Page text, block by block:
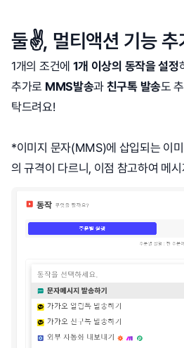
둘✌️, 멀티액션 기능 추
1개의 조건에 1개 이상의 동작을 설정
추가로 MMS발송과 친구톡 발송도
탁드려요!
*이미지 문자(MMS)에 삽입되는 이
의 규격이 다르니, 이점 참고하여 메